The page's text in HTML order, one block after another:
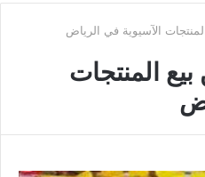
الآسيوية في الرياض
المنتجات